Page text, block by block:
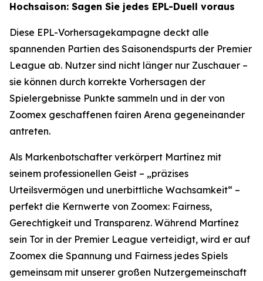
Hochsaison: Sagen Sie jedes EPL-Duell voraus
Diese EPL-Vorhersagekampagne deckt alle
spannenden Partien des Saisonendspurts der Premier
League ab. Nutzer sind nicht länger nur Zuschauer –
sie können durch korrekte Vorhersagen der
Spielergebnisse Punkte sammeln und in der von
Zoomex geschaffenen fairen Arena gegeneinander
antreten.
Als Markenbotschafter verkörpert Martínez mit
seinem professionellen Geist – „präzises
Urteilsvermögen und unerbittliche Wachsamkeit“ –
perfekt die Kernwerte von Zoomex: Fairness,
Gerechtigkeit und Transparenz. Während Martínez
sein Tor in der Premier League verteidigt, wird er auf
Zoomex die Spannung und Fairness jedes Spiels
gemeinsam mit unserer großen Nutzergemeinschaft